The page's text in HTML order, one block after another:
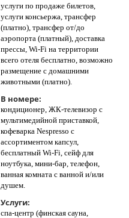
услуги по продаже билетов,
услуги консьержа, трансфер
(платно), трансфер от/до
аэропорта (платный), доставка
прессы, Wi-Fi на территории
всего отеля бесплатно, возможно
размещение с домашними
животными (платно).
В номере:
кондиционер, ЖК-телевизор с
мультимедийной приставкой,
кофеварка Nespresso с
ассортиментом капсул,
бесплатный Wi-Fi, сейф для
ноутбука, мини-бар, телефон,
ванная комната с ванной и/или
душем.
Услуги:
спа-центр (финская сауна,